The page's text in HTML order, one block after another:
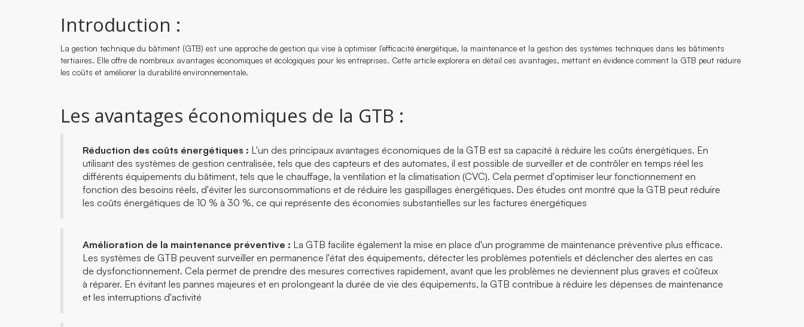
Introduction :
La gestion technique du bâtiment (GTB) est une approche de gestion qui vise à optimiser l'efficacité énergétique, la maintenance et la gestion des systèmes techniques dans les bâtiments
tertiaires. Elle offre de nombreux avantages économiques et écologiques pour les entreprises. Cette article explorera en détail ces avantages, mettant en évidence comment la GTB peut réduire
les coûts et améliorer la durabilité environnementale.
Les avantages économiques de la GTB :
Réduction des coûts énergétiques : L'un des principaux avantages économiques de la GTB est sa capacité à réduire les coûts énergétiques. En
utilisant des systèmes de gestion centralisée, tels que des capteurs et des automates, il est possible de surveiller et de contrôler en temps réel les
différents équipements du bâtiment, tels que le chauffage, la ventilation et la climatisation (CVC). Cela permet d'optimiser leur fonctionnement en
fonction des besoins réels, d'éviter les surconsommations et de réduire les gaspillages énergétiques. Des études ont montré que la GTB peut réduire
les coûts énergétiques de 10 % à 30 %, ce qui représente des économies substantielles sur les factures énergétiques
Amélioration de la maintenance préventive : La GTB facilite également la mise en place d'un programme de maintenance préventive plus efficace.
Les systèmes de GTB peuvent surveiller en permanence l'état des équipements, détecter les problèmes potentiels et déclencher des alertes en cas
de dysfonctionnement. Cela permet de prendre des mesures correctives rapidement, avant que les problèmes ne deviennent plus graves et coûteux
à réparer. En évitant les pannes majeures et en prolongeant la durée de vie des équipements, la GTB contribue à réduire les dépenses de maintenance
et les interruptions d'activité